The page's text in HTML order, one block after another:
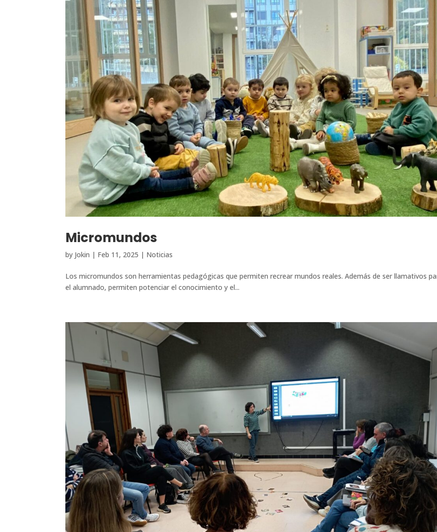
Micromundos
by Jokin | Feb 11, 2025 | Noticias
Los micromundos son herramientas pedagógicas que permiten recrear mundos reales. Además de ser llamativos
el alumnado, permiten potenciar el conocimiento y el...